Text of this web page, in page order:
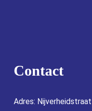
Contact
Adres: